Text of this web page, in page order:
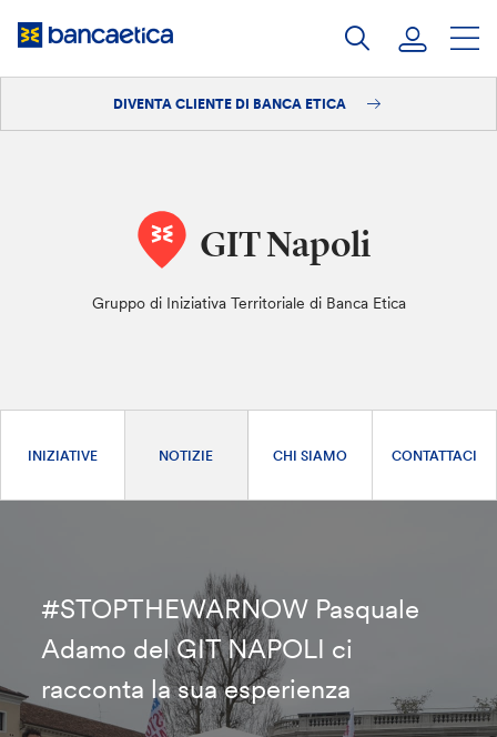
DIVENTA CLIENTE DI BANCA ETICA
GIT Napoli
Gruppo di Iniziativa Territoriale di Banca Etica
INIZIATIVE NOTIZIE CHI SIAMO CONTATTACI
#STOPTHEWARNOW Pasquale
Adamo del GIT NAPOLI ci
racconta la sua esperienza